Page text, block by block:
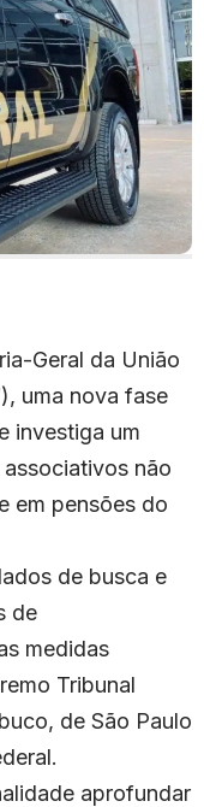
Geral da União
uma nova fase
investiga um
não
em pensões do
de busca e
de
medidas
Tribunal
de São Paulo
aprofundar